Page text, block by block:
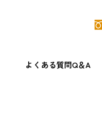
よくある質問Q＆A